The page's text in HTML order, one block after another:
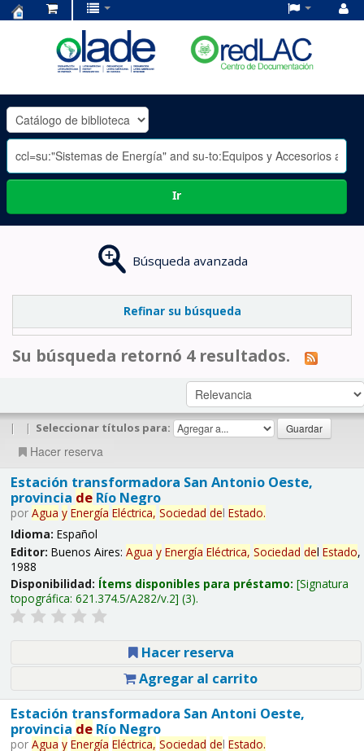
OLADE
-
Ir
Búsqueda avanzada
Refinar su búsqueda
Su búsqueda retornó 4 resultados.
| | Seleccionar títulos para:
Hacer reserva
Estación transformadora San Antonio Oeste,
provincia deRío Negro
por Agua y Energía Eléctrica, Sociedad del Estado.
Idioma: Español
Editor: Buenos Aires: Agua y Energía Eléctrica, Sociedad del Estado,
1988
Disponibilidad: Ítems disponibles para préstamo: Signatura
topográfica: 621.374.5/A282/v.2 (3).
Hacer reserva
Agregar al carrito
Estación transformadora San Antoni Oeste,
provincia deRío Negro
por Agua y Energía Eléctrica, Sociedad del Estado.